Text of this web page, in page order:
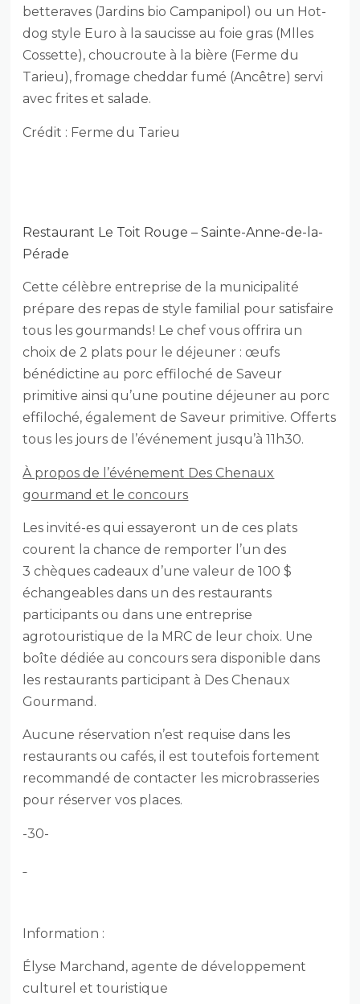
betteraves (Jardins bio Campanipol) ou un Hot-
dog style Euro à la saucisse au foie gras (Mlles
Cossette), choucroute à la bière (Ferme du
Tarieu), fromage cheddar fumé (Ancêtre) servi
avec frites et salade.
Crédit : Ferme du Tarieu
Restaurant Le Toit Rouge – Sainte-Anne-de-la-
Pérade
Cette célèbre entreprise de la municipalité
prépare des repas de style familial pour satisfaire
tous les gourmands ! Le chef vous offrira un
choix de 2 plats pour le déjeuner : œufs
bénédictine au porc effiloché de Saveur
primitive ainsi qu’une poutine déjeuner au porc
effiloché, également de Saveur primitive. Offerts
tous les jours de l’événement jusqu’à 11h30.
À propos de l’événement Des Chenaux
gourmand et le concours
Les invité-es qui essayeront un de ces plats
courent la chance de remporter l’un des
3 chèques cadeaux d’une valeur de 100 $
échangeables dans un des restaurants
participants ou dans une entreprise
agrotouristique de la MRC de leur choix. Une
boîte dédiée au concours sera disponible dans
les restaurants participant à Des Chenaux
Gourmand.
Aucune réservation n’est requise dans les
restaurants ou cafés, il est toutefois fortement
recommandé de contacter les microbrasseries
pour réserver vos places.
-30-
Information :
Élyse Marchand, agente de développement
culturel et touristique